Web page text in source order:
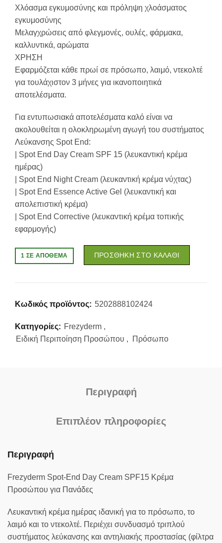
Χλόασμα εγκυμοσύνης και πρόληψη χλοάσματος
εγκυμοσύνης
Μελαγχρώσεις από φλεγμονές, ουλές, φάρμακα,
καλλυντικά, αρώματα
ΧΡΗΣΗ
Εφαρμόζεται κάθε πρωί σε πρόσωπο, λαιμό, ντεκολτέ
για τουλάχιστον 3 μήνες για ικανοποιητικά
αποτελέσματα.
Για εντυπωσιακά αποτελέσματα καλό είναι να
ακολουθείται η ολοκληρωμένη αγωγή του συστήματος
Λεύκανσης Spot End:
| Spot End Day Cream SPF 15 (λευκαντική κρέμα
ημέρας)
| Spot End Night Cream (λευκαντική κρέμα νύχτας)
| Spot End Essence Active Gel (λευκαντική και
απολεπιστική κρέμα)
| Spot End Corrective (λευκαντική κρέμα τοπικής
εφαρμογής)
1 ΣΕ ΑΠΌΘΕΜΑ ΠΡΟΣΘΉΚΗ ΣΤΟ ΚΑΛΆΘΙ
Κωδικός προϊόντος: 5202888102424
Κατηγορίες: Frezyderm ,
Ειδική Περιποίηση Προσώπου , Πρόσωπο
Περιγραφή
Επιπλέον πληροφορίες
Περιγραφή
Frezyderm Spot-End Day Cream SPF15 Kρέμα
Προσώπου για Πανάδες
Λευκαντική κρέμα ημέρας ιδανική για το πρόσωπο, το
λαιμό και το ντεκολτέ. Περιέχει συνδυασμό τριπλού
συστήματος λεύκανσης και αντηλιακής προστασίας (φίλτρα